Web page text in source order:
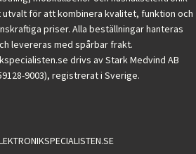
utvalt för att kombinera kvalitet, funktion och
priser. Alla beställningar hanteras
levereras med spårbar frakt.
drivs av Stark Medvind AB
9003), registrerat i Sverige.